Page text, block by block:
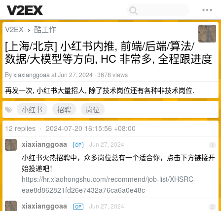
V2EX › 酷工作
[上海/北京] 小红书内推, 前端/后端/算法/
数据/大模型等方向, HC 非常多, 全程跟进度
Byxiaxianggoaaat Jun 27, 2024 · 3678 views
再发一次, 小红书大量招人, 除了技术岗位还有各种非技术岗位.
小红书
招聘
岗位
12 replies • 2024-07-20 16:15:56 +08:00
1
xiaxianggoaa OP Jun 27, 2024
小红书火热招聘中，众多岗位总有一个适合你，点击下方链接开
始投递吧！
https://hr.xiaohongshu.com/recommend/job-list/XHSRC-
eae8d862821fd26e7432a76ca6a0e48c
2
xiaxianggoaa OP Jun 27, 2024